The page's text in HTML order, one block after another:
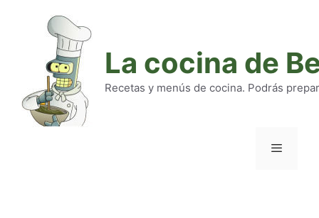
La cocina de
Recetas y menús de cocina. Podrás